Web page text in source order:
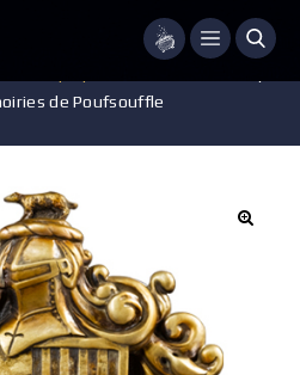
Menu
de Poufsouffle